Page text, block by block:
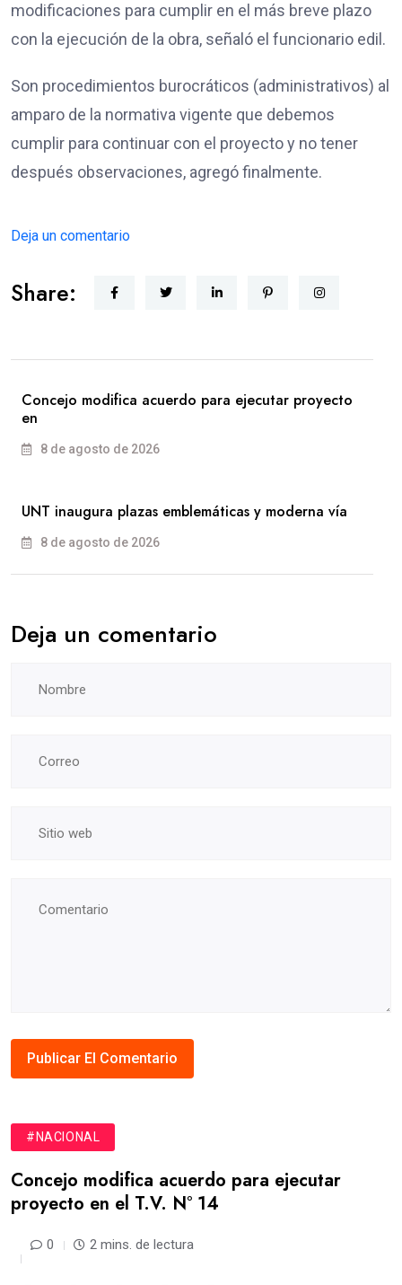
modificaciones para cumplir en el más breve plazo
con la ejecución de la obra, señaló el funcionario edil.
Son procedimientos burocráticos (administrativos) al
amparo de la normativa vigente que debemos
cumplir para continuar con el proyecto y no tener
después observaciones, agregó finalmente.
Deja un comentario
Share:
Concejo modifica acuerdo para ejecutar proyecto
en
8 de agosto de 2026
UNT inaugura plazas emblemáticas y moderna vía
8 de agosto de 2026
Deja un comentario
#NACIONAL
Concejo modifica acuerdo para ejecutar
proyecto en el T.V. N° 14
0 2 mins. de lectura